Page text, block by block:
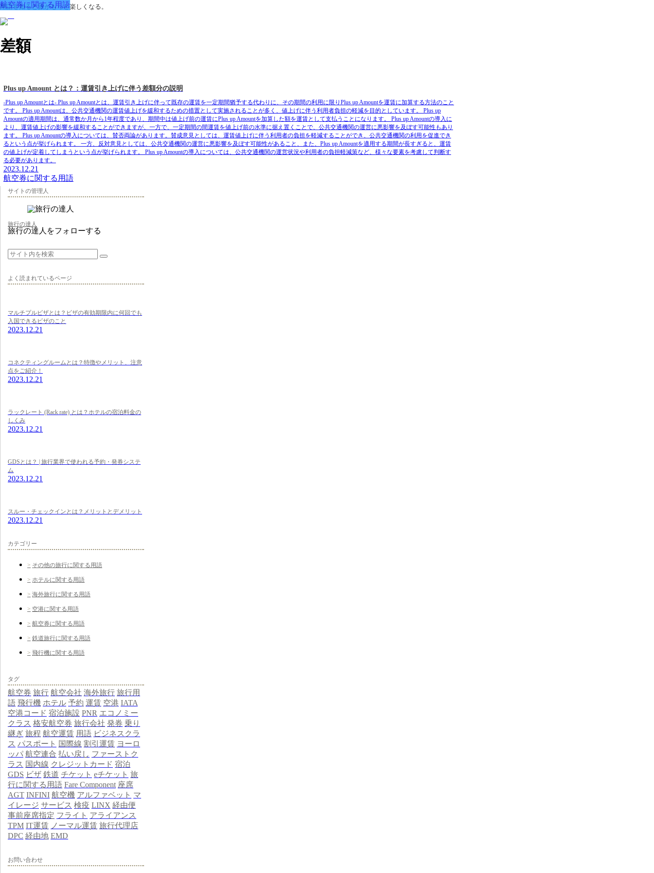
用語を知ると旅がもっと楽しくなる。
差額
航空券に関する用語
Plus up Amount とは？：運賃引き上げに伴う差額分の説明
-Plus up Amountとは- Plus up Amountとは、運賃引き上げに伴って既存の運賃を一定期間猶予する代わりに、その期間の利用に限りPlus up Amountを運賃に加算する方法のこと
です。 Plus up Amountは、公共交通機関の運賃値上げを緩和するための措置として実施されることが多く、値上げに伴う利用者負担の軽減を目的としています。 Plus up
Amountの適用期間は、通常数か月から1年程度であり、期間中は値上げ前の運賃にPlus up Amountを加算した額を運賃として支払うことになります。 Plus up Amountの導入に
より、運賃値上げの影響を緩和することができますが、一方で、一定期間の間運賃を値上げ前の水準に据え置くことで、公共交通機関の運営に悪影響を及ぼす可能性もあり
ます。 Plus up Amountの導入については、賛否両論があります。賛成意見としては、運賃値上げに伴う利用者の負担を軽減することができ、公共交通機関の利用を促進でき
るという点が挙げられます。 一方、反対意見としては、公共交通機関の運営に悪影響を及ぼす可能性があること、また、Plus up Amountを適用する期間が長すぎると、運賃
の値上げが定着してしまうという点が挙げられます。 Plus up Amountの導入については、公共交通機関の運営状況や利用者の負担軽減策など、様々な要素を考慮して判断す
る必要があります。
2023.12.21
航空券に関する用語
サイトの管理人
旅行の達人
旅行の達人をフォローする
よく読まれているページ
マルチプルビザとは？ビザの有効期限内に何回でも
入国できるビザのこと
2023.12.21
コネクティングルームとは？特徴やメリット、注意
点をご紹介！
2023.12.21
ラックレート (Rack rate) とは？ホテルの宿泊料金の
しくみ
2023.12.21
GDSとは？ | 旅行業界で使われる予約・発券システ
ム
2023.12.21
スルー・チェックインとは？メリットとデメリット
2023.12.21
カテゴリー
その他の旅行に関する用語
ホテルに関する用語
海外旅行に関する用語
空港に関する用語
航空券に関する用語
鉄道旅行に関する用語
飛行機に関する用語
タグ
航空券 旅行 航空会社 海外旅行 旅行用
語 飛行機 ホテル 予約 運賃 空港 IATA
空港コード 宿泊施設 PNR エコノミー
クラス 格安航空券 旅行会社 発券 乗り
継ぎ 旅程 航空運賃 用語 ビジネスクラ
ス パスポート 国際線 割引運賃 ヨーロ
ッパ 航空連合 払い戻し ファーストク
ラス 国内線 クレジットカード 宿泊
GDS ビザ 鉄道 チケット eチケット 旅
行に関する用語 Fare Component 座席
AGT INFINI 航空機 アルファベット マ
イレージ サービス 検疫 LINX 経由便
事前座席指定 フライト アライアンス
TPM IT運賃 ノーマル運賃 旅行代理店
DPC 経由地 EMD
お問い合わせ